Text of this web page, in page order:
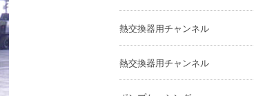
熱交換器用チャンネル
熱交換器用チャンネル